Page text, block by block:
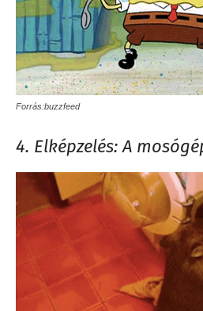
Forrás:buzzfeed
4. Elképzelés: A